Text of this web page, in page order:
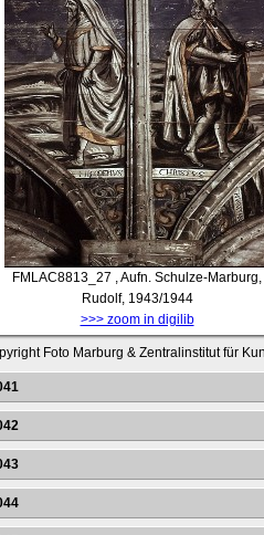
FMLAC8813_27 , Aufn. Schulze-Marburg,
Rudolf, 1943/1944
>>> zoom in digilib
Foto Marburg & Zentralinstitut für